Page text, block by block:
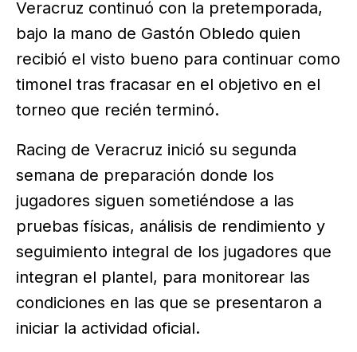
Veracruz continuó con la pretemporada,
bajo la mano de Gastón Obledo quien
recibió el visto bueno para continuar como
timonel tras fracasar en el objetivo en el
torneo que recién terminó.
Racing de Veracruz inició su segunda
semana de preparación donde los
jugadores siguen sometiéndose a las
pruebas físicas, análisis de rendimiento y
seguimiento integral de los jugadores que
integran el plantel, para monitorear las
condiciones en las que se presentaron a
iniciar la actividad oficial.